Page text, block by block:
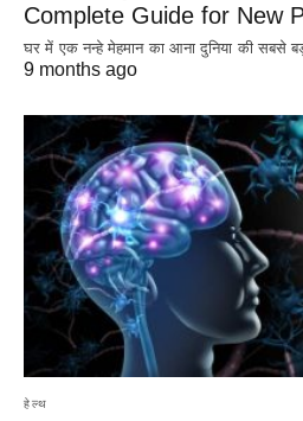
Complete Guide for New
घर में एक नन्हे मेहमान का आना दुनिया की सबसे
9 months ago
हेल्थ